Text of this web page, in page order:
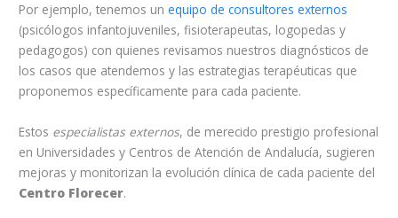
Por ejemplo, tenemos unequipo de consultores externos
(psicólogos infantojuveniles, fisioterapeutas, logopedas y
pedagogos) con quienes revisamos nuestros diagnósticos de
los casos que atendemos y las estrategias terapéuticas que
proponemos específicamente para cada paciente.
Estos especialistas externos, de merecido prestigio profesional
en Universidades y Centros de Atención de Andalucía, sugieren
mejoras y monitorizan la evolución clínica de cada paciente del
Centro Florecer.